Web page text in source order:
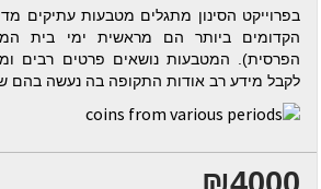
בפרוייקט הסינון מתגלים מטבעות עתיקים
הקדומים ביותר הם מראשית ימי בית
הפרסית). המטבעות נושאים פרטים רבים
לקבל מידע רב אודות התקופה בה נעשה בהם